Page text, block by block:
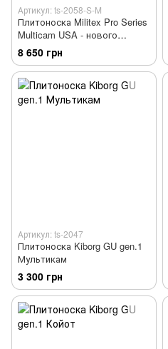
Артикул: ts-2058-S-M
Плитоноска Militex Pro Series
Multicam USA - нового
покоління
8 650 грн
Артикул: ts-2047
Плитоноска Kiborg GU gen.1
Мультикам
3 300 грн